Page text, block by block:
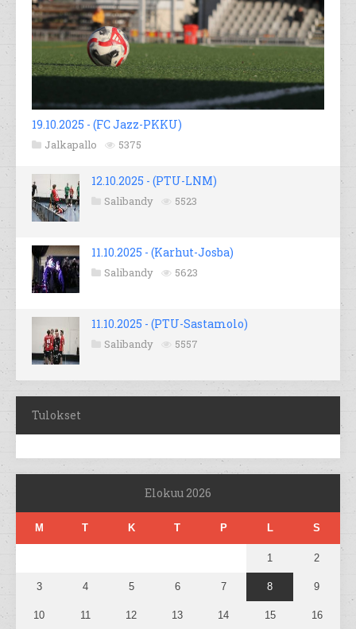
19.10.2025 - (FC Jazz-PKKU)
Jalkapallo 5375
12.10.2025 - (PTU-LNM)
Salibandy 5523
11.10.2025 - (Karhut-Josba)
Salibandy 5623
11.10.2025 - (PTU-Sastamolo)
Salibandy 5557
Tulokset
Elokuu 2026
M T K T P L S
1 2
3 4 5 6 7 8 9
10 11 12 13 14 15 16